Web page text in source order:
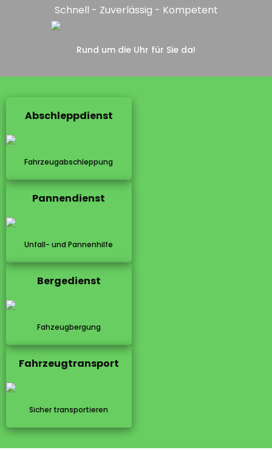
Schnell - Zuverlässig - Kompetent
Rund um die Uhr für Sie da!
Abschleppdienst
Fahrzeugabschleppung
Pannendienst
Unfall- und Pannenhilfe
Bergedienst
Fahzeugbergung
Fahrzeugtransport
Sicher transportieren